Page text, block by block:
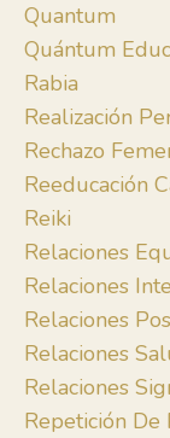
Quantum
Quántum
Rabia
Realización
Rechazo
Reeducación
Reiki
Relaciones
Relaciones
Relaciones
Relaciones
Relaciones
Repetición De